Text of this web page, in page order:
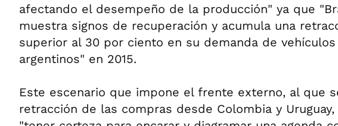
afectando el desempeño de la producción" ya que
muestra signos de recuperación y acumula una
superior al 30 por ciento en su demanda de vehículos
argentinos" en 2015.
Este escenario que impone el frente externo, al que
retracción de las compras desde Colombia y